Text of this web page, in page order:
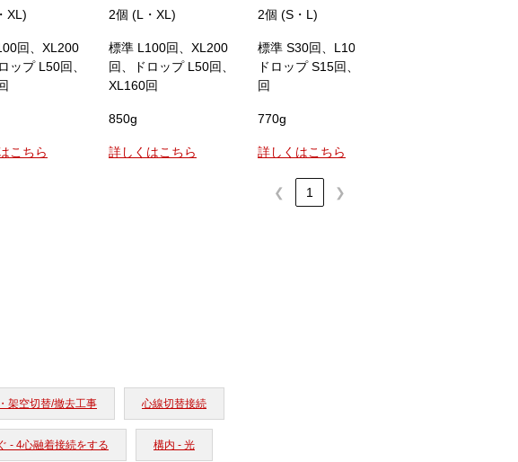
XL) 2個 (L・XL) 2個 (S・L)
回、XL200
ップ L50回、
標準 L100回、XL200
回、ドロップ L50回、
XL160回
標準 S30回、L100回、
ドロップ S15回、L50
回
850g 770g
こちら 詳しくはこちら 詳しくはこちら
❮ 1 ❯
架空切替/撤去工事 心線切替接続
- 4心融着接続をする 構内 - 光